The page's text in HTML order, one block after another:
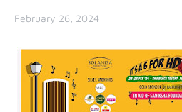
February 26, 2024